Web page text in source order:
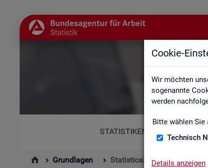
Cookie-
Wir möchten
sogenannte
werden
Bitte wählen Sie
Technisch
Details anzeigen
STATISTIKEN
Grundlagen Statistical Literacy - Statistik